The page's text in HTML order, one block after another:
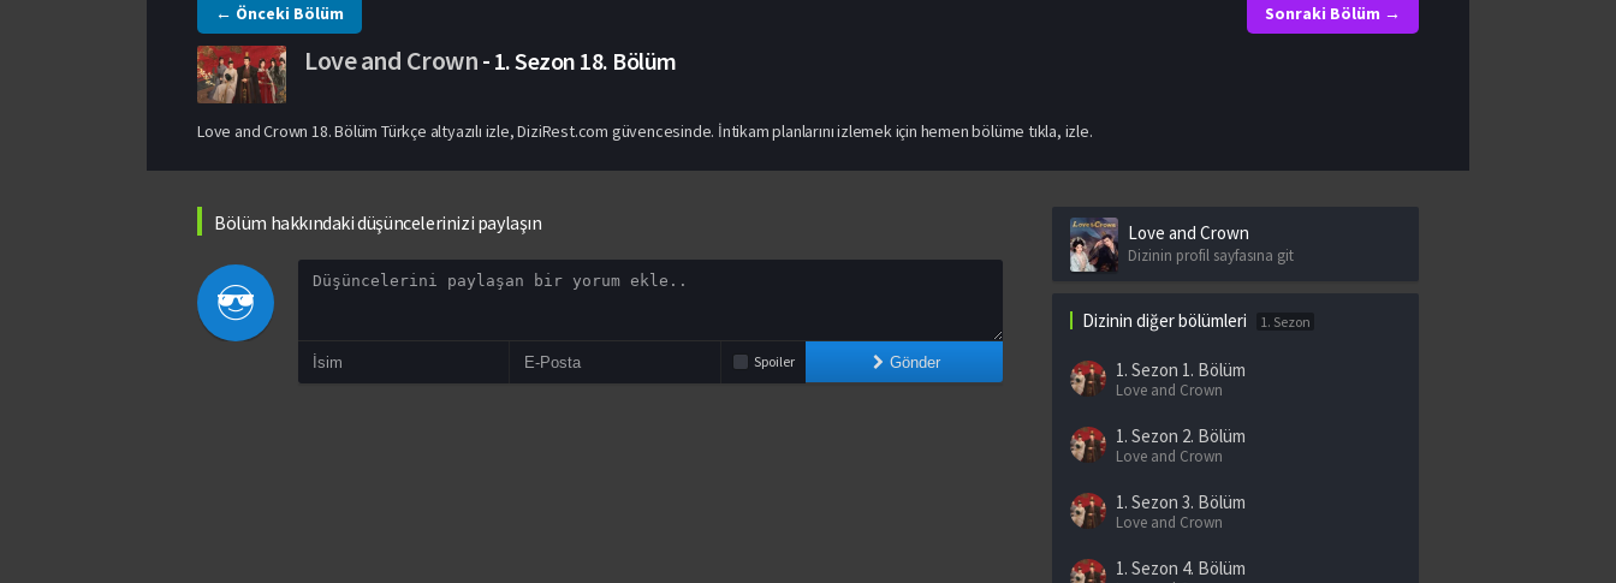
← Önceki Bölüm Sonraki Bölüm →
Love and Crown- 1. Sezon 18. Bölüm
Love and Crown 18. Bölüm Türkçe altyazılı izle, DiziRest.com güvencesinde. İntikam planlarını izlemek için hemen bölüme tıkla, izle.
Bölüm hakkındaki düşüncelerinizi paylaşın
Spoiler Gönder
Love and Crown
Dizinin profil sayfasına git
Dizinin diğer bölümleri 1. Sezon
1. Sezon 1. Bölüm
Love and Crown
1. Sezon 2. Bölüm
Love and Crown
1. Sezon 3. Bölüm
Love and Crown
1. Sezon 4. Bölüm